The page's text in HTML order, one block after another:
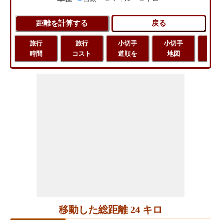
旅行
時間
旅行
コスト
小切手
道順を
小切手
地図
移動した総距離 24 キロ